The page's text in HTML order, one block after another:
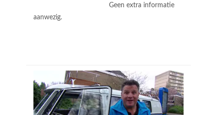
Geen extra informatie
aanwezig.